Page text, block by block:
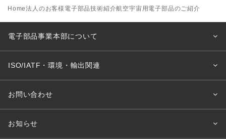
Home法人のお客様 電子部品技術紹介航空宇宙用電子部品のご紹介
電子部品事業本部について
ISO/IATF・環境・輸出関連
お問い合わせ
お知らせ